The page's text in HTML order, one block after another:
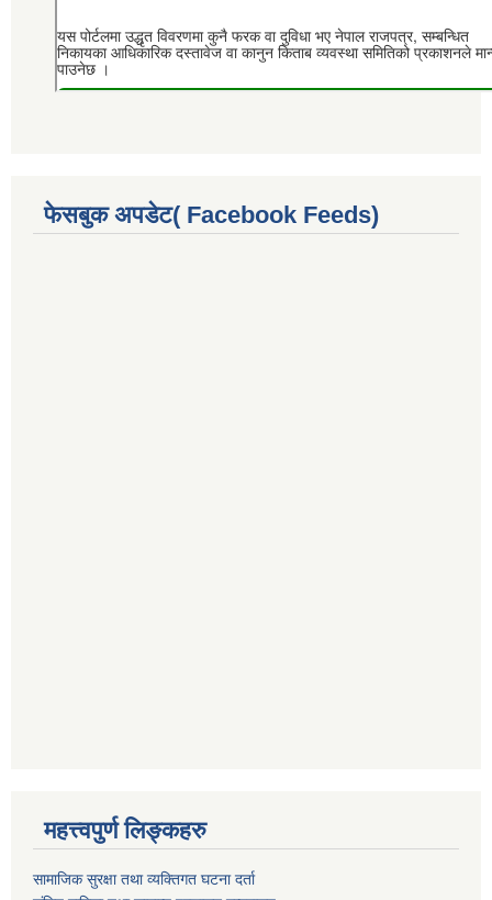
फेसबुक अपडेट( Facebook Feeds)
महत्त्वपुर्ण लिङ्कहरु
सामाजिक सुरक्षा तथा व्यक्तिगत घटना दर्ता